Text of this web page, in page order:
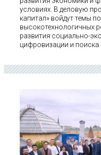
условиях. В деловую
капитал» войдут темы
высокотехнологичных
развития социально-
цифровизации и поиска